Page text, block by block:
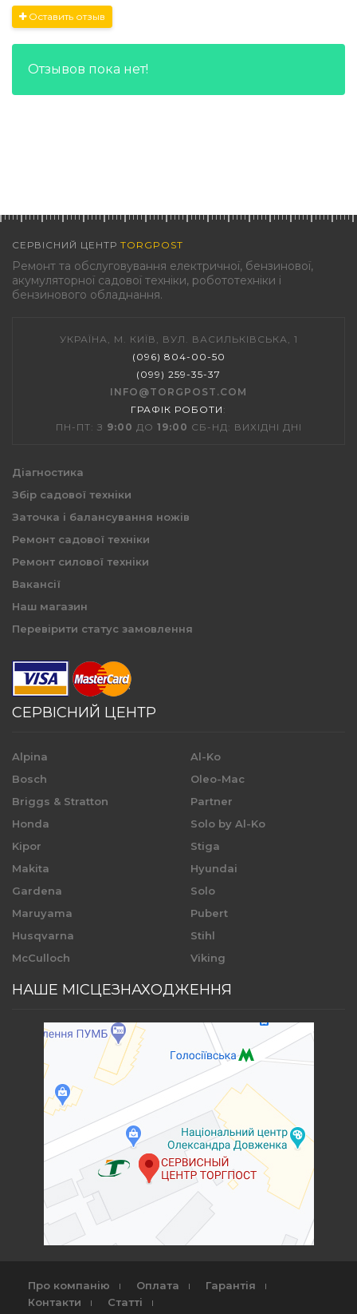
Оставить отзыв
Отзывов пока нет!
СЕРВІСНИЙ ЦЕНТР TORGPOST
Ремонт та обслуговування електричної, бензинової,
акумуляторної садової техніки, робототехніки і
бензинового обладнання.
УКРАЇНА, М. КИЇВ, ВУЛ. ВАСИЛЬКІВСЬКА, 1
(096) 804-00-50
(099) 259-35-37
INFO@TORGPOST.COM
ГРАФІК РОБОТИ :
ПН-ПТ: З 9:00 ДО 19:00 СБ-НД: ВИХІДНІ ДНІ
Діагностика
Збір садової техніки
Заточка і балансування ножів
Ремонт садової техніки
Ремонт силової техніки
Вакансії
Наш магазин
Перевірити статус замовлення
СЕРВІСНИЙ ЦЕНТР
Alpina
Bosch
Briggs & Stratton
Honda
Kipor
Makita
Gardena
Maruyama
Husqvarna
McCulloch
Al-Ko
Oleo-Mac
Partner
Solo by Al-Ko
Stiga
Hyundai
Solo
Pubert
Stihl
Viking
НАШЕ МІСЦЕЗНАХОДЖЕННЯ
Про компанію Оплата
Гарантія
Контакти
Статті